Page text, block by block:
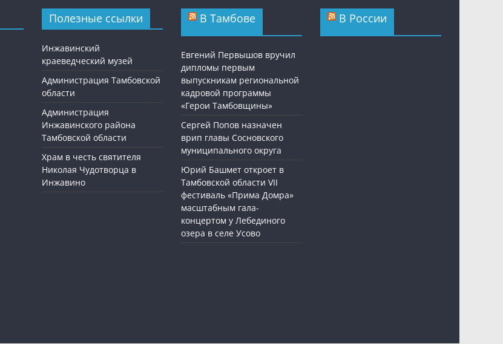
Полезные ссылки
Инжавинский
краеведческий музей
Администрация Тамбовской
области
Администрация
Инжавинского района
Тамбовской области
Храм в честь святителя
Николая Чудотворца в
Инжавино
В Тамбове
Евгений Первышов вручил
дипломы первым
выпускникам региональной
кадровой программы
«Герои Тамбовщины»
Сергей Попов назначен
врип главы Сосновского
муниципального округа
Юрий Башмет откроет в
Тамбовской области VII
фестиваль «Прима Домра»
масштабным гала-
концертом у Лебединого
озера в селе Усово
В России